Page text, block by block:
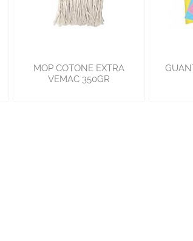
MOP COTONE EXTRA
VEMAC 350GR